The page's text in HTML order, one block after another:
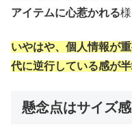
アイテムに心惹かれる
いやはや、個人情報が
代に逆行している感が
懸念点はサイズ